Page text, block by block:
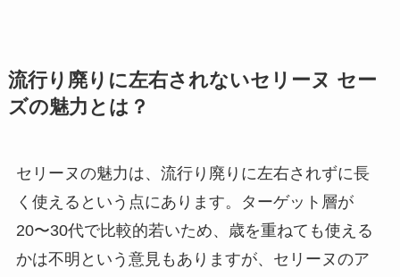
流行り廃りに左右されないセリーヌ セー
ズの魅力とは？
セリーヌの魅力は、流行り廃りに左右されずに長
く使えるという点にあります。ターゲット層が
20〜30代で比較的若いため、歳を重ねても使える
かは不明という意見もありますが、セリーヌのア